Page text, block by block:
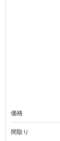
価格
間取り